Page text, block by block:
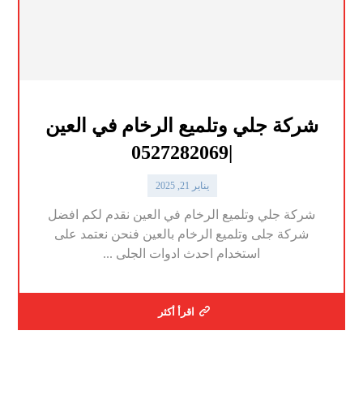
شركة جلي وتلميع الرخام في العين
|0527282069
يناير 21, 2025
شركة جلي وتلميع الرخام في العين نقدم لكم افضل
شركة جلى وتلميع الرخام بالعين فنحن نعتمد على
استخدام احدث ادوات الجلى ...
اقرأ أكثر